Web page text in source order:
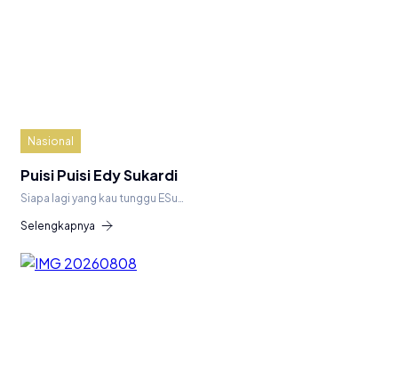
Nasional
Puisi Puisi Edy Sukardi
Siapa lagi yang kau tunggu ESu…
Selengkapnya